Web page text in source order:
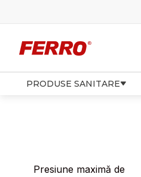
PRODUSE SANITARE
Presiune maximă de